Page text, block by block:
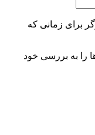
برای زمانی که
را به بررسی خود